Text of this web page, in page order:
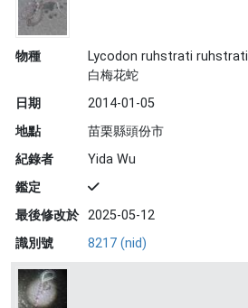
物種
Lycodon ruhstrati ruhstrati
白梅花蛇
日期
2014-01-05
地點
苗栗縣頭份市
紀錄者
Yida Wu
鑑定
最後修改於 2025-05-12
識別號
8217 (nid)